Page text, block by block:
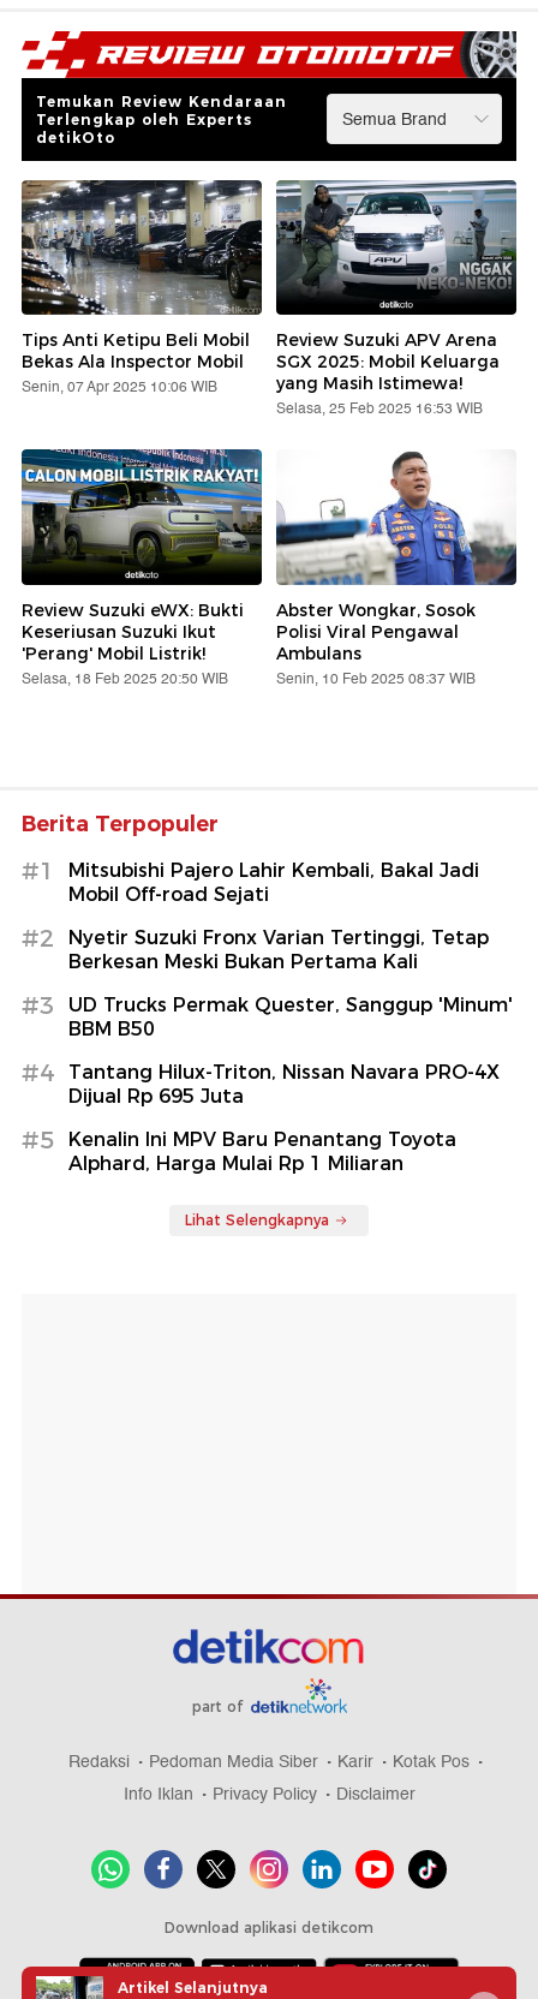
Temukan Review Kendaraan
Terlengkap oleh Experts
detikOto
Tips Anti Ketipu Beli Mobil
Bekas Ala Inspector Mobil
Senin, 07 Apr 2025 10:06 WIB
Review Suzuki APV Arena
SGX 2025: Mobil Keluarga
yang Masih Istimewa!
Selasa, 25 Feb 2025 16:53 WIB
Review Suzuki eWX: Bukti
Keseriusan Suzuki Ikut
'Perang' Mobil Listrik!
Selasa, 18 Feb 2025 20:50 WIB
Abster Wongkar, Sosok
Polisi Viral Pengawal
Ambulans
Senin, 10 Feb 2025 08:37 WIB
Berita Terpopuler
#1
Mitsubishi Pajero Lahir Kembali, Bakal Jadi
Mobil Off-road Sejati
#2
Nyetir Suzuki Fronx Varian Tertinggi, Tetap
Berkesan Meski Bukan Pertama Kali
#3
UD Trucks Permak Quester, Sanggup 'Minum'
BBM B50
#4
Tantang Hilux-Triton, Nissan Navara PRO-4X
Dijual Rp 695 Juta
#5
Kenalin Ini MPV Baru Penantang Toyota
Alphard, Harga Mulai Rp 1 Miliaran
Lihat Selengkapnya
part of
Redaksi Pedoman Media Siber Karir
Kotak Pos
Info Iklan
Privacy Policy Disclaimer
Download aplikasi detikcom
Artikel Selanjutnya